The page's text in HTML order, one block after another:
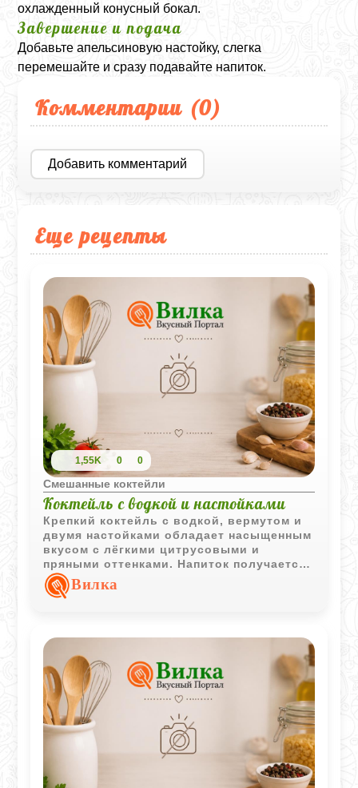
охлажденный конусный бокал.
Завершение и подача
Добавьте апельсиновую настойку, слегка
перемешайте и сразу подавайте напиток.
Комментарии (0)
Добавить комментарий
Еще рецепты
1,55K 0 0
Смешанные коктейли
Коктейль с водкой и настойками
Крепкий коктейль с водкой, вермутом и
двумя настойками обладает насыщенным
вкусом с лёгкими цитрусовыми и
пряными оттенками. Напиток получается
выразительным и хорошо охлаждённым.
Вилка